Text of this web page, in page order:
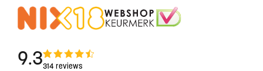
9.3314 reviews